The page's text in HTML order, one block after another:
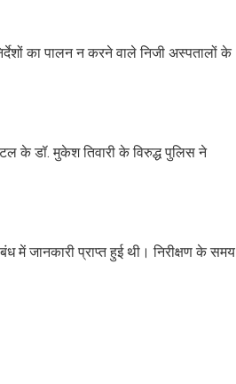
का पालन न करने वाले निजी अस्पतालों के
के डॉ. मुकेश तिवारी के विरुद्ध पुलिस ने
में जानकारी प्राप्त हुई थी। निरीक्षण के समय